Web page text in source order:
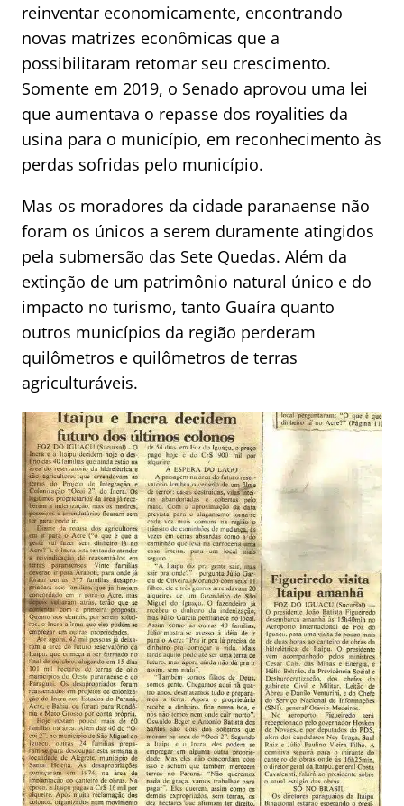
reinventar economicamente, encontrando
novas matrizes econômicas que a
possibilitaram retomar seu crescimento.
Somente em 2019, o Senado aprovou uma lei
que aumentava o repasse dos royalities da
usina para o município, em reconhecimento às
perdas sofridas pelo município.
Mas os moradores da cidade paranaense não
foram os únicos a serem duramente atingidos
pela submersão das Sete Quedas. Além da
extinção de um patrimônio natural único e do
impacto no turismo, tanto Guaíra quanto
outros municípios da região perderam
quilômetros e quilômetros de terras
agriculturáveis.